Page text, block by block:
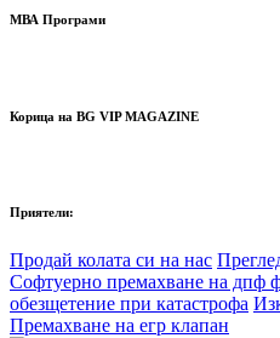
МВА Програми
Корица на BG VIP MAGAZINE
Приятели:
Продай колата си на нас
Софтуерно премахване на дпф
обезщетение при катастрофа
Премахване на егр клапан